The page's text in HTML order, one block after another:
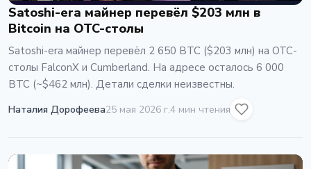
Satoshi-era майнер перевёл $203 млн в
Bitcoin на OTC-столы
Satoshi-era майнер перевёл 2 650 BTC ($203 млн) на OTC-
столы FalconX и Cumberland. На адресе осталось 6 000
BTC (~$462 млн). Детали сделки неизвестны.
Наталия Дорофеева25 мая 2026 г.4 мин чтения